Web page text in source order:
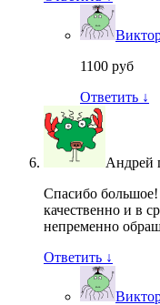
1100 руб
Ответить ↓
Андрей
Спасибо
качественно и в
непременно
Ответить ↓